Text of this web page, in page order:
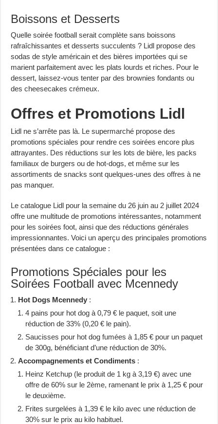
Boissons et Desserts
Quelle soirée football serait complète sans boissons
rafraîchissantes et desserts succulents ? Lidl propose des
sodas de style américain et des bières importées qui se
marient parfaitement avec les plats lourds et riches. Pour le
dessert, laissez-vous tenter par des brownies fondants ou
des cheesecakes crémeux.
Offres et Promotions Lidl
Lidl ne s’arrête pas là. Le supermarché propose des
promotions spéciales pour rendre ces soirées encore plus
attrayantes. Des réductions sur les lots de bière, les packs
familiaux de burgers ou de hot-dogs, et même sur les
assortiments de snacks sont quelques-unes des offres à ne
pas manquer.
Le catalogue Lidl pour la semaine du 26 juin au 2 juillet 2024
offre une multitude de promotions intéressantes, notamment
pour les soirées foot, ainsi que des réductions générales
impressionnantes. Voici un aperçu des principales promotions
présentées dans ce catalogue :
Promotions Spéciales pour les
Soirées Football avec Mcennedy
Hot Dogs Mcennedy :
4 pains pour hot dog à 0,79 € le paquet, soit une
réduction de 33% (0,20 € le pain).
Saucisses pour hot dog fumées à 1,85 € pour un paquet
de 300g, bénéficiant d’une réduction de 30%.
Accompagnements et Condiments :
Heinz Ketchup (le produit de 1 kg à 3,19 €) avec une
offre de 60% sur le 2ème, ramenant le prix à 1,25 € pour
le deuxième.
Frites surgelées à 1,39 € le kilo avec une réduction de
30% sur le prix au kilo habituel.